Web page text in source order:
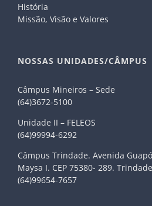
História
Missão, Visão e Valores
NOSSAS UNIDADES/CÂMPUS
Câmpus Mineiros – Sede
(64)3672-5100
Unidade II – FELEOS
(64)99994-6292
Câmpus Trindade. Avenida
Maysa I. CEP 75380- 289.
(64)99654-7657